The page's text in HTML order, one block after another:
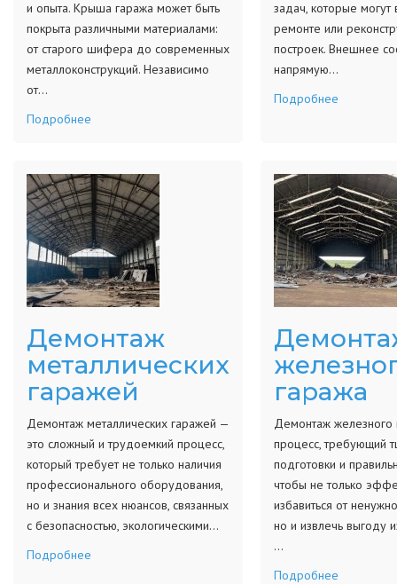
и опыта. Крыша гаража может быть
покрыта различными материалами:
от старого шифера до современных
металлоконструкций. Независимо
от…
Подробнее
задач, которые могут
ремонте или
построек. Внешнее
напрямую…
Подробнее
Демонтаж
металлических
гаражей
Демонтаж металлических гаражей —
это сложный и трудоемкий процесс,
который требует не только наличия
профессионального оборудования,
но и знания всех нюансов, связанных
с безопасностью, экологическими…
Подробнее
гаража
Демонтаж железного
процесс, требующий
подготовки и
чтобы не только
избавиться от
но и извлечь выгоду
…
Подробнее